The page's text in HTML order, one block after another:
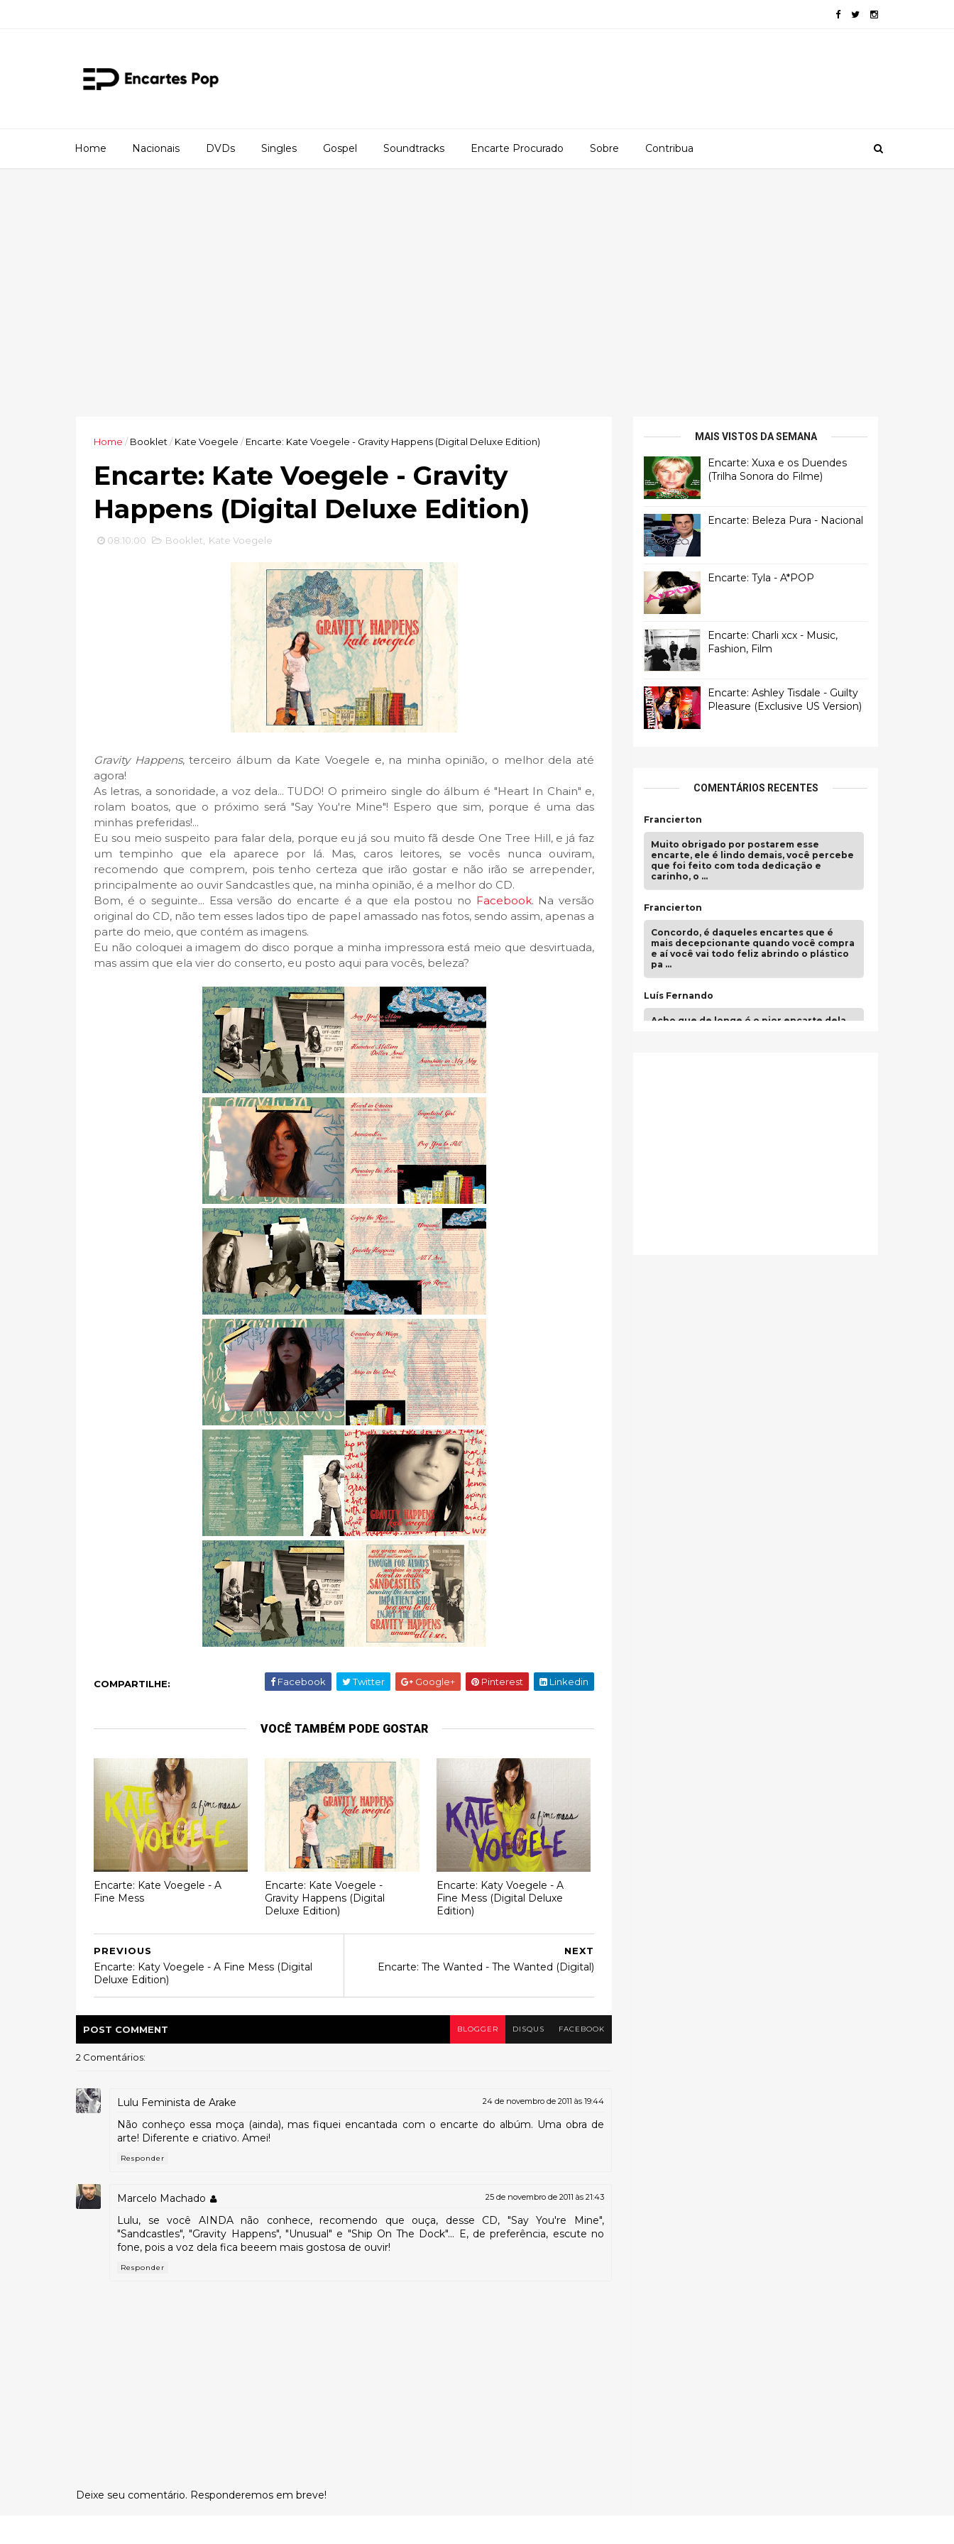
Home Nacionais DVDs Singles Gospel Soundtracks Encarte Procurado Sobre Contribua
Home / Booklet / Kate Voegele / Encarte: Kate Voegele - Gravity Happens (Digital Deluxe Edition)
Encarte: Kate Voegele - Gravity
Happens (Digital Deluxe Edition)
08:10:00 Booklet Kate Voegele
Gravity Happens, terceiro álbum da Kate Voegele e, na minha opinião, o melhor dela até
agora!
As letras, a sonoridade, a voz dela... TUDO! O primeiro single do álbum é "Heart In Chain" e,
rolam boatos, que o próximo será "Say You're Mine"! Espero que sim, porque é uma das
minhas preferidas!...
Eu sou meio suspeito para falar dela, porque eu já sou muito fã desde One Tree Hill, e já faz
um tempinho que ela aparece por lá. Mas, caros leitores, se vocês nunca ouviram,
recomendo que comprem, pois tenho certeza que irão gostar e não irão se arrepender,
principalmente ao ouvir Sandcastles que, na minha opinião, é a melhor do CD.
Bom, é o seguinte... Essa versão do encarte é a que ela postou no Facebook. Na versão
original do CD, não tem esses lados tipo de papel amassado nas fotos, sendo assim, apenas a
parte do meio, que contém as imagens.
Eu não coloquei a imagem do disco porque a minha impressora está meio que desvirtuada,
mas assim que ela vier do conserto, eu posto aqui para vocês, beleza?
COMPARTILHE: Facebook Twitter Google+ Pinterest Linkedin
VOCÊ TAMBÉM PODE GOSTAR
Encarte: Kate Voegele - A
Fine Mess
Encarte: Kate Voegele -
Gravity Happens (Digital
Deluxe Edition)
Encarte: Katy Voegele - A
Fine Mess (Digital Deluxe
Edition)
NEXT
Encarte: The Wanted - The Wanted (Digital)
PREVIOUS
Encarte: Katy Voegele - A Fine Mess (Digital
Deluxe Edition)
POST COMMENT BLOGGER DISQUS FACEBOOK
2 Comentários:
Lulu Feminista de Arake 24 de novembro de 2011 às 19:44
Não conheço essa moça (ainda), mas fiquei encantada com o encarte do albúm. Uma obra de
arte! Diferente e criativo. Amei!
Responder
Marcelo Machado 25 de novembro de 2011 às 21:43
Lulu, se você AINDA não conhece, recomendo que ouça, desse CD, "Say You're Mine",
"Sandcastles", "Gravity Happens", "Unusual" e "Ship On The Dock"... E, de preferência, escute no
fone, pois a voz dela fica beeem mais gostosa de ouvir!
Responder
Deixe seu comentário. Responderemos em breve!
MAIS VISTOS DA SEMANA
Encarte: Xuxa e os Duendes
(Trilha Sonora do Filme)
Encarte: Beleza Pura - Nacional
Encarte: Tyla - A*POP
Encarte: Charli xcx - Music,
Fashion, Film
Encarte: Ashley Tisdale - Guilty
Pleasure (Exclusive US Version)
COMENTÁRIOS RECENTES
Francierton
Muito obrigado por postarem esse
encarte, ele é lindo demais, você percebe
que foi feito com toda dedicação e
carinho, o …
Francierton
Concordo, é daqueles encartes que é
mais decepcionante quando você compra
e aí você vai todo feliz abrindo o plástico
pa …
Luís Fernando
Acho que de longe é o pior encarte dela.